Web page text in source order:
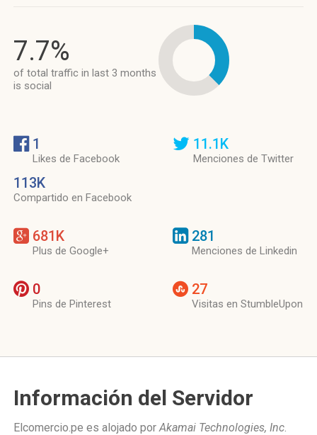
7.7%
of total traffic in last 3 months
is social
1
Likes de Facebook
113K
Compartido en Facebook
11.1K
Menciones de Twitter
681K
Plus de Google+
281
Menciones de Linkedin
0
Pins de Pinterest
27
Visitas en StumbleUpon
Información del Servidor
Elcomercio.pe es alojado porAkamai Technologies, Inc.